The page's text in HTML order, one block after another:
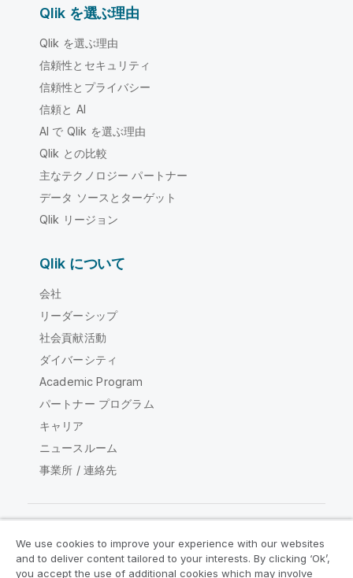
Qlik を選ぶ理由
Qlik を選ぶ理由
信頼性とセキュリティ
信頼性とプライバシー
信頼と AI
AI で Qlik を選ぶ理由
Qlik との比較
主なテクノロジー パートナー
データ ソースとターゲット
Qlik リージョン
Qlik について
会社
リーダーシップ
社会貢献活動
ダイバーシティ
Academic Program
パートナー プログラム
キャリア
ニュースルーム
事業所 / 連絡先
Qlik コミュニティ
We use cookies to improve your experience with our websites
and to deliver content tailored to your interests. By clicking ‘Ok’,
you accept the use of additional cookies which may involve